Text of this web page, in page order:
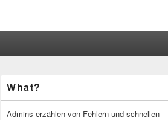
Seitenleisten-
Widgetbereich
What?
Admins erzählen von Fehlern und schnellen